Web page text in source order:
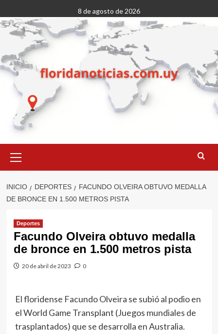
al
contenido
8 de agosto de 2026
primario
INICIO DEPORTES
FACUNDO OLVEIRA OBTUVO MEDALLA
DE BRONCE EN 1.500 METROS PISTA
Deportes
Facundo Olveira obtuvo medalla
de bronce en 1.500 metros pista
20 de abril de 2023 0
El floridense Facundo Olveira se subió al podio en
el World Game Transplant (Juegos mundiales de
trasplantados) que se desarrolla en Australia.